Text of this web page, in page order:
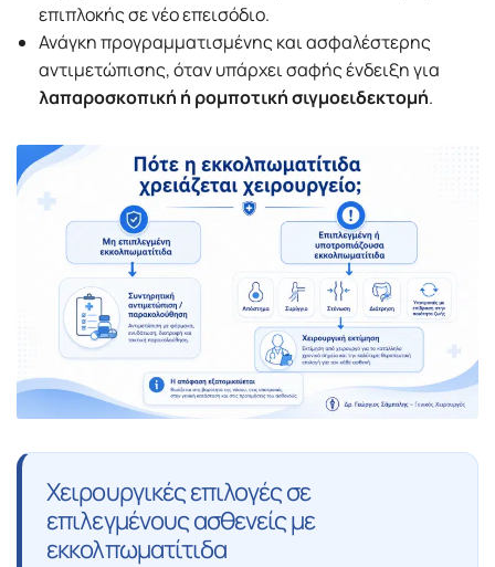
επιπλοκής σε νέο επεισόδιο.
Ανάγκη προγραμματισμένης και ασφαλέστερης
αντιμετώπισης, όταν υπάρχει σαφής ένδειξη για
λαπαροσκοπική ή ρομποτική σιγμοειδεκτομή.
Χειρουργικές επιλογές σε
επιλεγμένους ασθενείς με
εκκολπωματίτιδα